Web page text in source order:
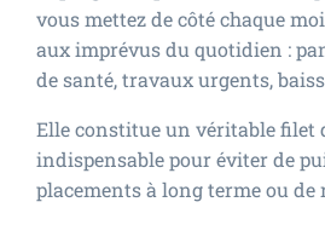
vous mettez de côté chaque
aux imprévus du quotidien :
de santé, travaux urgents,
Elle constitue un véritable filet
indispensable pour éviter de
placements à long terme ou